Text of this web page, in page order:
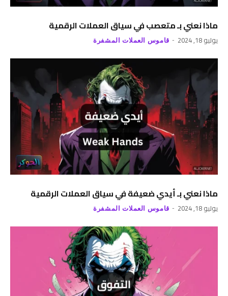
ماذا نعني بـ متعصب في سياق العملات الرقمية
يوليو 18, 2024 قاموس العملات المشفرة
ماذا نعني بـ أيدي ضعيفة في سياق العملات الرقمية
يوليو 18, 2024 قاموس العملات المشفرة